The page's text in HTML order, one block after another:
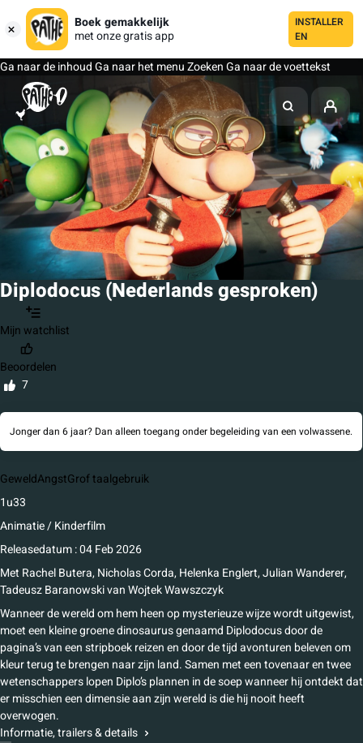
Boek gemakkelijk
met onze gratis app
INSTALLER
EN
Ga naar de inhoudGa naar het menuZoekenGa naar de voettekst
Diplodocus (Nederlands gesproken)
Mijn watchlist
Beoordelen
7
Jonger dan 6 jaar? Dan alleen toegang onder begeleiding van een volwassene.
GeweldAngstGrof taalgebruik
1u33
Animatie / Kinderfilm
Releasedatum : 04 Feb 2026
Met Rachel Butera, Nicholas Corda, Helenka Englert, Julian Wanderer,
Tadeusz BaranowskivanWojtek Wawszczyk
Wanneer de wereld om hem heen op mysterieuze wijze wordt uitgewist,
moet een kleine groene dinosaurus genaamd Diplodocus door de
pagina’s van een stripboek reizen en door de tijd avonturen beleven om
kleur terug te brengen naar zijn land. Samen met een tovenaar en twee
wetenschappers lopen Diplo’s plannen in de soep wanneer hij ontdekt dat
er misschien een dimensie aan zijn wereld is die hij nooit heeft
overwogen.
Informatie, trailers & details